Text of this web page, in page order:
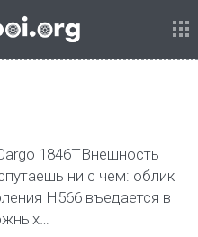
1846TВнешность
ни с чем: облик
Н566 въедается в